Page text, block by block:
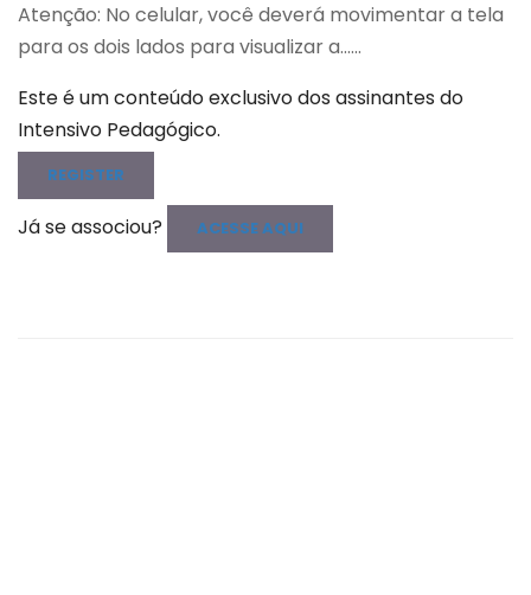
Atenção: No celular, você deverá movimentar a tela
para os dois lados para visualizar a…...
Este é um conteúdo exclusivo dos assinantes do
Intensivo Pedagógico.
REGISTER
Já se associou? ACESSE AQUI